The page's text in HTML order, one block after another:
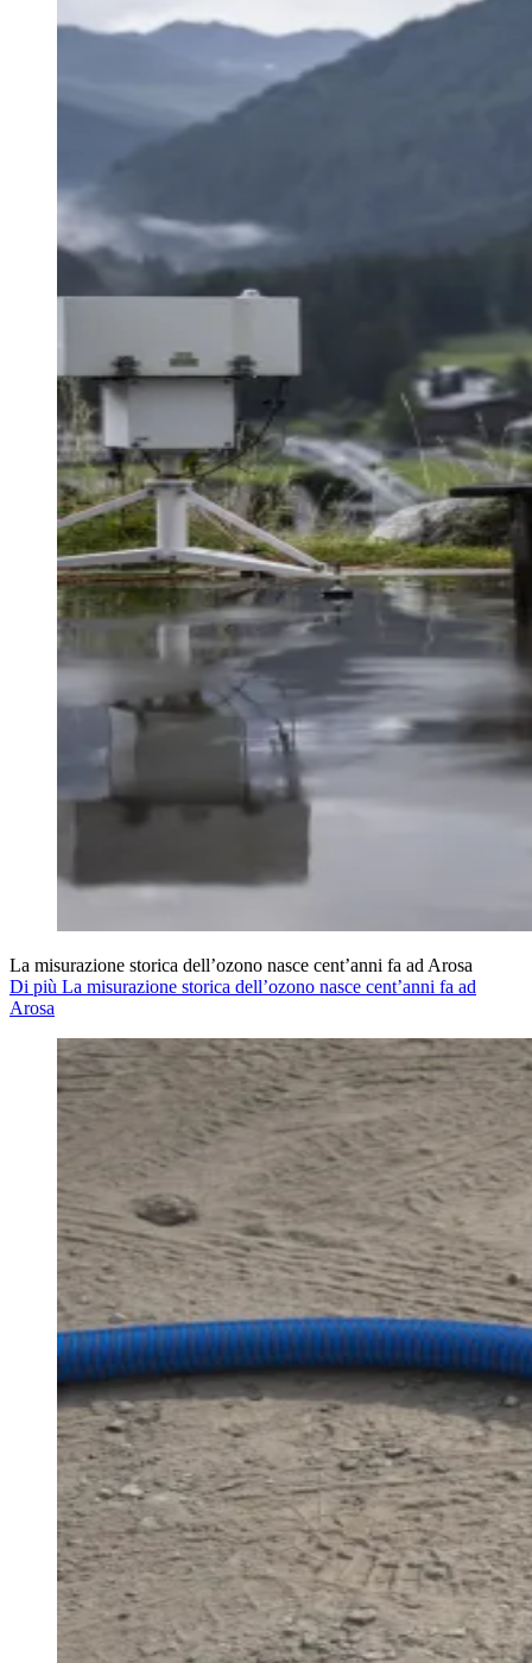
La misurazione storica dell’ozono nasce cent’anni fa ad Arosa
Di più La misurazione storica dell’ozono nasce cent’anni fa ad
Arosa